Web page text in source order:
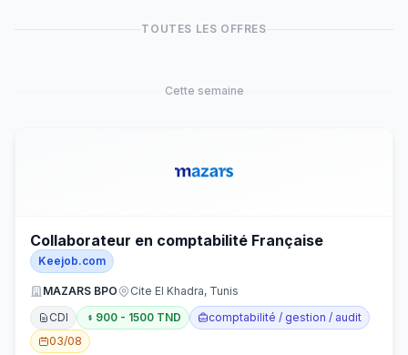
TOUTES LES OFFRES
Cette semaine
Collaborateur en comptabilité Française
Keejob.com
MAZARS BPO
Cite El Khadra, Tunis
CDI
900 - 1500 TND
comptabilité / gestion / audit
03/08